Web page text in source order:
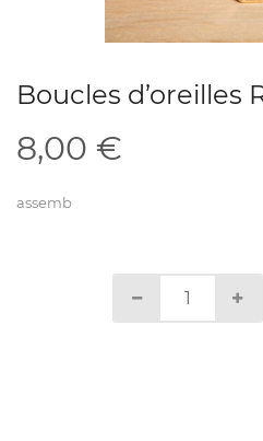
Boucles d’oreilles
8,00 €
assemb